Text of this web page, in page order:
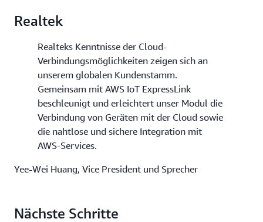
Realtek
Realteks Kenntnisse der Cloud-
Verbindungsmöglichkeiten zeigen sich an
unserem globalen Kundenstamm.
Gemeinsam mit AWS IoT ExpressLink
beschleunigt und erleichtert unser Modul die
Verbindung von Geräten mit der Cloud sowie
die nahtlose und sichere Integration mit
AWS-Services.
Yee-Wei Huang, Vice President und Sprecher
Nächste Schritte